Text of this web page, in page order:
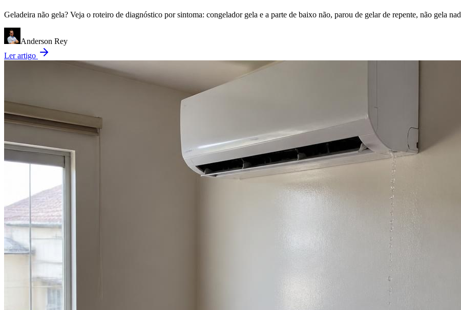
Geladeira não gela? Veja o roteiro de diagnóstico por sintoma: congelador gela e a parte de baixo não, parou de gelar de repente, não gela
Anderson Rey
Ler artigo